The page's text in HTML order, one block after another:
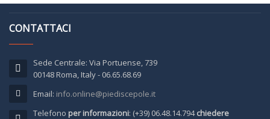
CONTATTACI
Sede Centrale: Via Portuense, 739
00148 Roma, Italy - 06.65.68.69
Email: info.online@piediscepole.it
Telefono per informazioni: (+39) 06.48.14.794chiedere